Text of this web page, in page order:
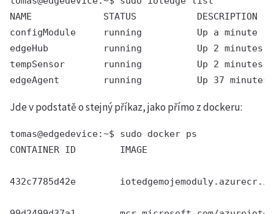
NAME             STATUS           DESCRIPTION
configModule     running          Up a minute
edgeHub          running          Up 2 minutes
tempSensor       running          Up 2 minutes
edgeAgent        running          Up 37 minutes
Jde v podstatě o stejný příkaz, jako přímo z dockeru:
tomas@edgedevice:~$ sudo docker ps
CONTAINER ID        IMAGE
432c7785d42e